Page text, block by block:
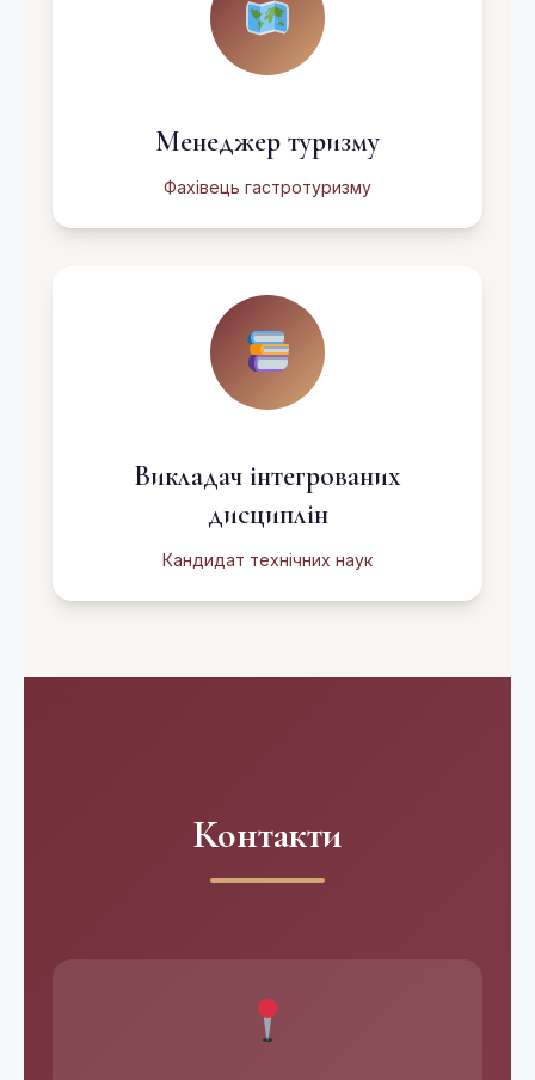
Менеджер туризму
Фахівець гастротуризму
Викладач інтегрованих
дисциплін
Кандидат технічних наук
Контакти